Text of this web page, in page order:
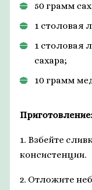
50 грамм
1 столовая
1 столовая
сахара;
10 грамм
Приготовление:
1. Взбейте
консистенции.
2. Отложите